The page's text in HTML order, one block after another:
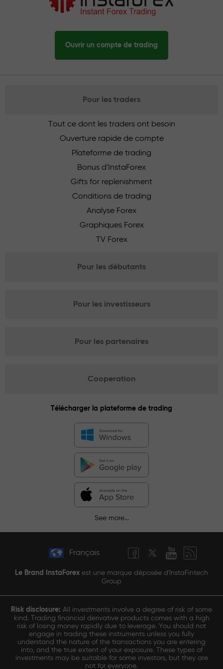
Ouvrir un compte de trading
Pour les traders
Tout ce dont les traders ont besoin
Ouverture rapide de compte
Plateforme de trading
Bonus d'InstaForex
Gifts for replenishment
Conditions de trading
Analyse Forex
Graphiques Forex
TV Forex
Pour les débutants
Pour les investisseurs
Pour les partenaires
Cooperation
Télécharger la plateforme de trading
See more...
Français
Le Brand InstaForex est une marque déposée d'InstaFintech
Group
Risk disclosure: All investments involve a degree of risk of some
kind. Trading financial derivative products comes with a high
risk of losing money rapidly due to leverage. You should not
engage in trading these instruments unless you fully
understand the nature of the transactions you are entering
into, and the true extent of your exposure. These types of
investments may be suitable for some investors, but they are
not for everyone.